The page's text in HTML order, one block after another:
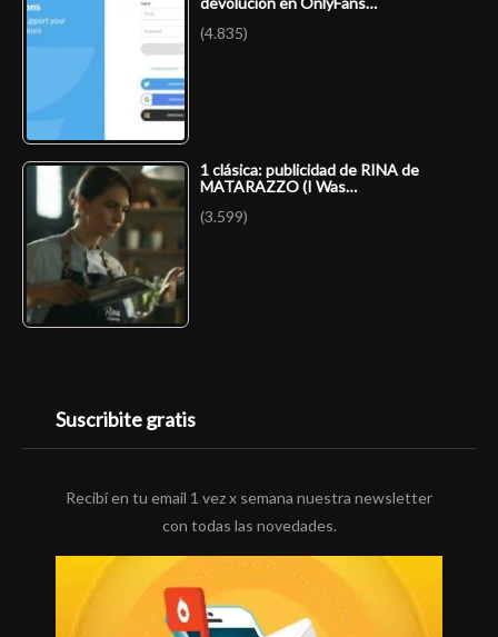
(4.835)
1 clásica: publicidad de RINA de
MATARAZZO (I Was…
(3.599)
Suscribite gratis
Recibí en tu email 1 vez x semana nuestra newsletter
con todas las novedades.